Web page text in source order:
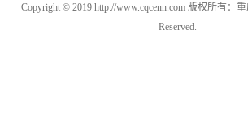
Copyright © 2019 http://www.cqcenn.com 版权所有：
Reserved.